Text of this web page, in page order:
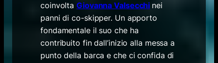
coinvoltaGiovanna Valsecchi nei
panni di co-skipper. Un apporto
fondamentale il suo che ha
contribuito fin dall’inizio alla messa a
punto della barca e che ci confida di